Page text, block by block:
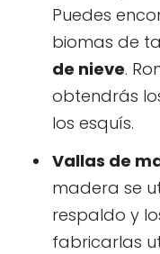
Puedes
biomas de
de nieve.
obtendrás
los esquís.
Vallas de
madera se
respaldo y
fabricarlas